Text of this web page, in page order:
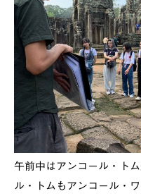
午前中はアンコール・ト
ル・トムもアンコール・